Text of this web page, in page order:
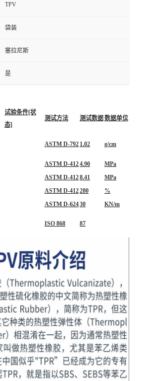
TPV
袋装
塞拉尼斯
是
试验条件[状
态]
测试方法 测试数据数据单位
ASTM D-792 1.02 g/cm
ASTM D-4124.90
MPa
ASTM D-4128.41
MPa
ASTM D-412280
%
ASTM D-62430
KN/m
ISO 868 87